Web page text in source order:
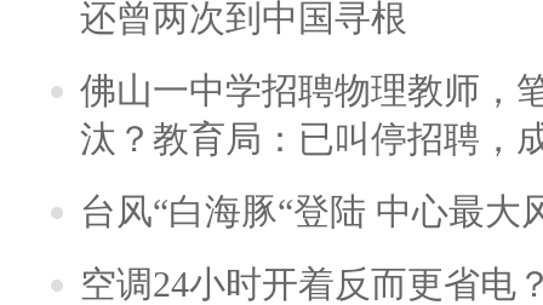
还曾两次到中国寻根
佛山一中学招聘物理教师，
汰？教育局：已叫停招聘，
台风“白海豚“登陆 中心最大
空调24小时开着反而更省电